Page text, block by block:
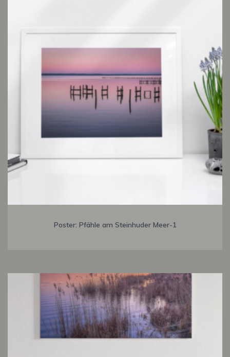
Poster: Pfähle am Steinhuder Meer-1